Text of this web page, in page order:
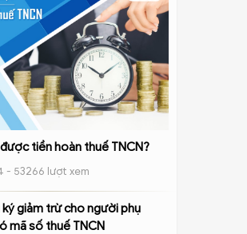
tiền hoàn thuế TNCN?
- 53266 lượt xem
ký giảm trừ cho người phụ
mã số thuế TNCN